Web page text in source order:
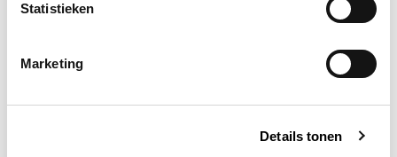
Statistieken
Marketing
Details tonen